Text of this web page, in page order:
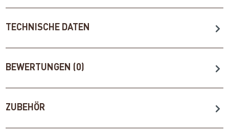
TECHNISCHE DATEN
BEWERTUNGEN (0)
ZUBEHÖR